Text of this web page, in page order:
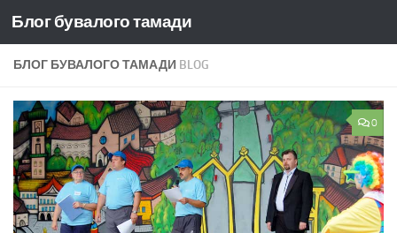
Skip to content
Блог бувалого тамади
БЛОГ БУВАЛОГО ТАМАДИ BLOG
0